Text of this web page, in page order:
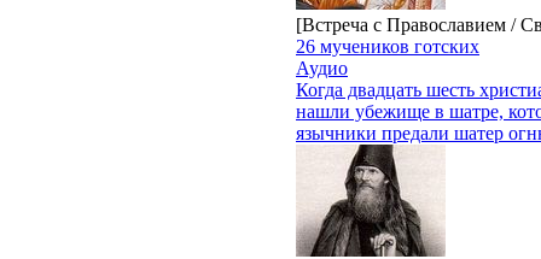
[Встреча с Православием /
26 мучеников готских
Аудио
Когда двадцать шесть
нашли убежище в шатре,
язычники предали шатер